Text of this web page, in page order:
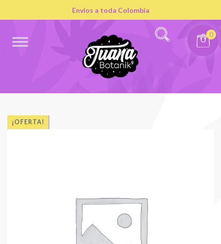
Envíos a toda Colombia
0
¡OFERTA!